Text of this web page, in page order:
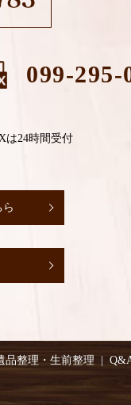
099-295-
は24時間受付
ら
品整理・生前整理